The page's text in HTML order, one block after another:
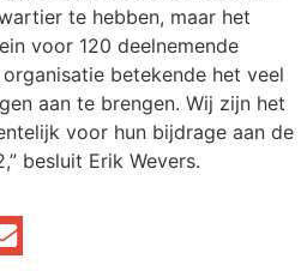
te hebben, maar het
voor 120 deelnemende
betekende het veel
aan te brengen. Wij zijn het
voor hun bijdrage aan de
besluit Erik Wevers.